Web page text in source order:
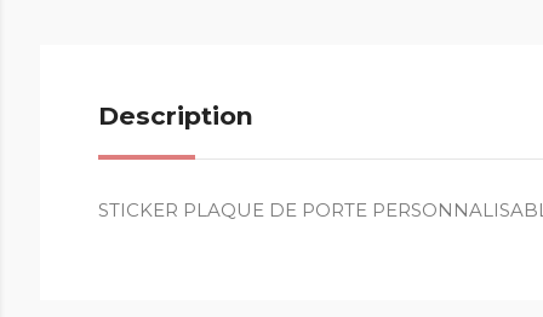
Description
STICKER PLAQUE DE PORTE